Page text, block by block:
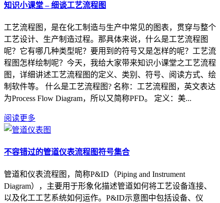
知识小课堂 – 细谈工艺流程图
工艺流程图，是在化工制造与生产中常见的图表，贯穿与整个
工艺设计、生产制造过程。那具体来说，什么是工艺流程图
呢？它有哪几种类型呢？要用到的符号又是怎样的呢？工艺流
程图怎样绘制呢？今天，我给大家带来知识小课堂之工艺流程
图，详细讲述工艺流程图的定义、类别、符号、阅读方式、绘
制软件等。 什么是工艺流程图? 名称：工艺流程图，英文表达
为Process Flow Diagram，所以又简称PFD。 定义：美...
阅读更多
不容错过的管道仪表流程图符号集合
管道和仪表流程图，简称P&ID（Piping and Instrument
Diagram），主要用于形象化描述管道如何将工艺设备连接、
以及化工工艺系统如何运作。P&ID示意图中包括设备、仪